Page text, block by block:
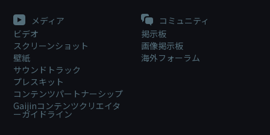
メディア
ビデオ
スクリーンショット
壁紙
サウンドトラック
プレスキット
コンテンツパートナーシップ
Gaijinコンテンツクリエイタ
ーガイドライン
コミュニティ
掲示板
画像掲示板
海外フォーラム